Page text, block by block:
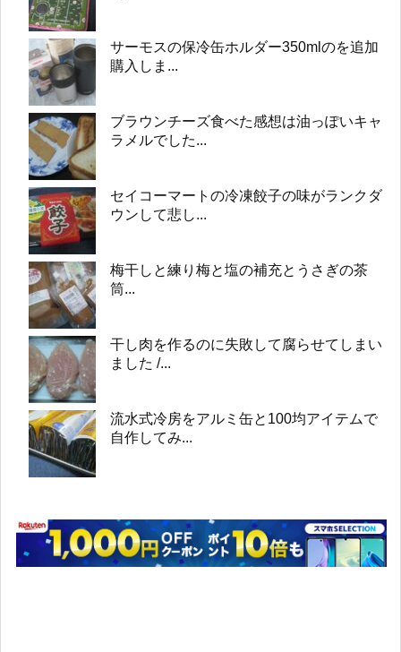
サーモスの保冷缶ホルダー350mlのを追加
購入しま...
ブラウンチーズ食べた感想は油っぽいキャ
ラメルでした...
セイコーマートの冷凍餃子の味がランクダ
ウンして悲し...
梅干しと練り梅と塩の補充とうさぎの茶
筒...
干し肉を作るのに失敗して腐らせてしまい
ました /...
流水式冷房をアルミ缶と100均アイテムで
自作してみ...